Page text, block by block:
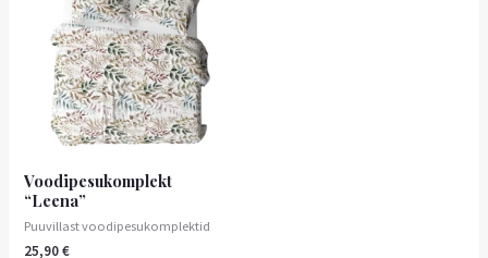
Voodipesukomplekt
“Leena”
Puuvillast voodipesukomplektid
25,90€